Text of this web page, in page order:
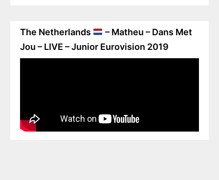
The Netherlands
– Matheu – Dans Met
Jou – LIVE – Junior Eurovision 2019